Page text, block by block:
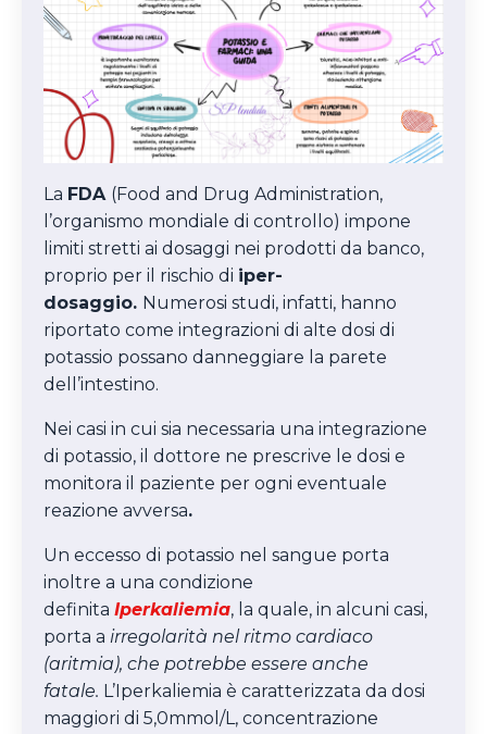
La FDA (Food and Drug Administration,
l’organismo mondiale di controllo) impone
limiti stretti ai dosaggi nei prodotti da banco,
proprio per il rischio di iper-
dosaggio. Numerosi studi, infatti, hanno
riportato come integrazioni di alte dosi di
potassio possano danneggiare la parete
dell’intestino.
Nei casi in cui sia necessaria una integrazione
di potassio, il dottore ne prescrive le dosi e
monitora il paziente per ogni eventuale
reazione avversa.
Un eccesso di potassio nel sangue porta
inoltre a una condizione
definita Iperkaliemia, la quale, in alcuni casi,
porta a irregolarità nel ritmo cardiaco
(aritmia), che potrebbe essere anche
fatale. L’Iperkaliemia è caratterizzata da dosi
maggiori di 5,0mmol/L, concentrazione